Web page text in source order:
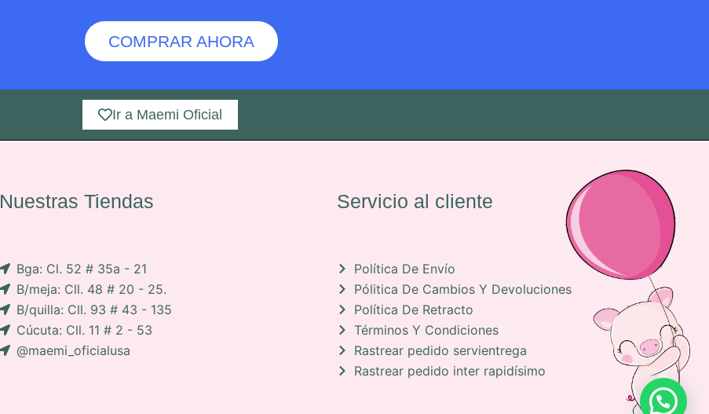
COMPRAR AHORA
Ir a Maemi Oficial
Nuestras Tiendas
Bga: Cl. 52 # 35a - 21
B/meja: Cll. 48 # 20 - 25.
B/quilla: Cll. 93 # 43 - 135
Cúcuta: Cll. 11 # 2 - 53
@maemi_oficialusa
Servicio al cliente
Política De Envío
Pólitica De Cambios Y Devoluciones
Política De Retracto
Términos Y Condiciones
Rastrear pedido servientrega
Rastrear pedido inter rapidísimo